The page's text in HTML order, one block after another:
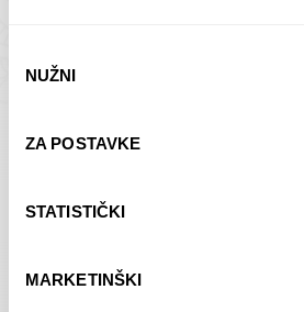
pristanka
NUŽNI
ZA POSTAVKE
STATISTIČKI
MARKETINŠKI
Dolac
ODABERI OPCIJE
POGLEDAJTE SVE PROIZVODE U